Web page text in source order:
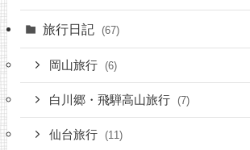
旅行日記 (67)
岡山旅行 (6)
白川郷・飛騨高山旅行 (7)
仙台旅行 (11)